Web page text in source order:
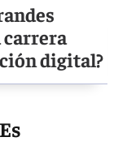
digital?